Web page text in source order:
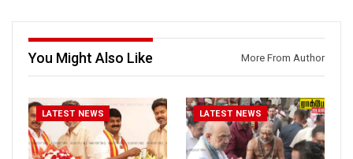
Like us on:
https://www.facebook.com/R
ockforttimes
Follow us on:
ckforttimes/
Follow us on:
https://twitter.com/ROCKFOR
T_TIMESC
https://www.instagram.com/ro
https://twitter.com/ROCKFOR
You Might Also Like More From Author
LATEST NEWS LATEST NEWS